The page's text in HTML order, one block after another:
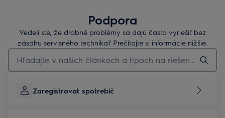
Podpora
Vedeli ste, že drobné problémy sa dajú často vyriešiť bez
zásahu servisného technika? Prečítajte si informácie nižšie.
Pre vyhľadávanie v článkoch technickej podpory začnite písať
Zaregistrovat spotrebič